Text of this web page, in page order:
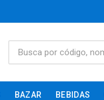
BAZAR BEBIDAS